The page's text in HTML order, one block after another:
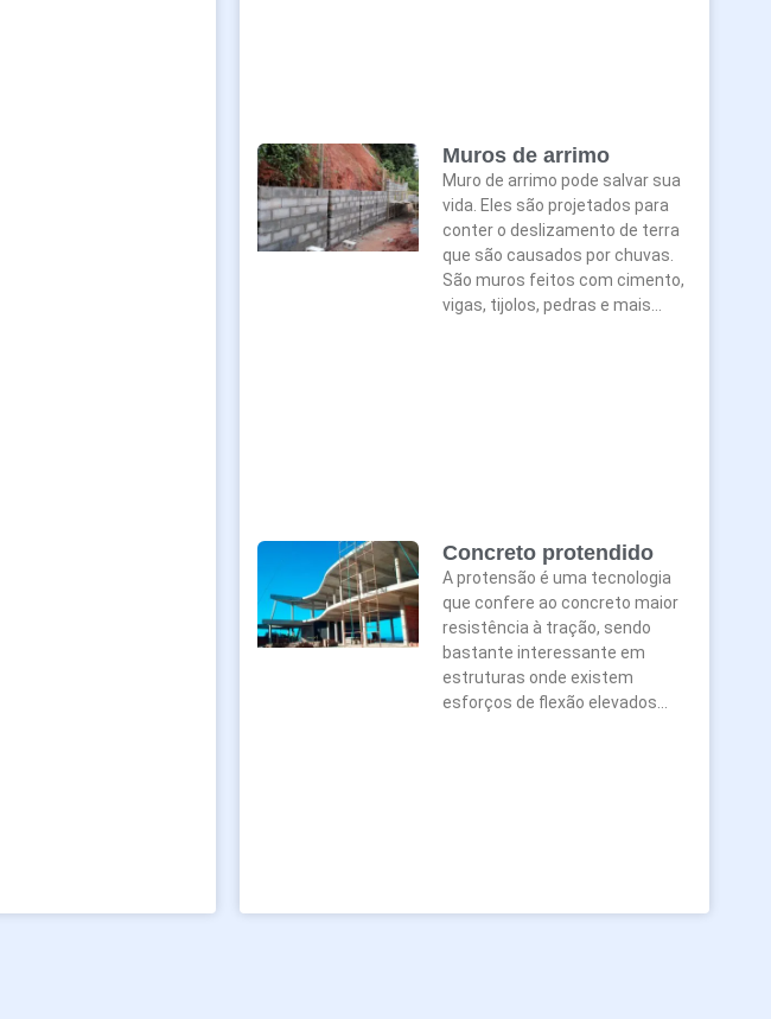
Muros de arrimo
Muro de arrimo pode salvar sua
vida. Eles são projetados para
conter o deslizamento de terra
que são causados por chuvas.
São muros feitos com cimento,
vigas, tijolos, pedras e mais…
Concreto protendido
A protensão é uma tecnologia
que confere ao concreto maior
resistência à tração, sendo
bastante interessante em
estruturas onde existem
esforços de flexão elevados…